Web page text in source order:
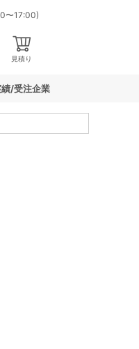
〜17:00)
見積り
/受注企業